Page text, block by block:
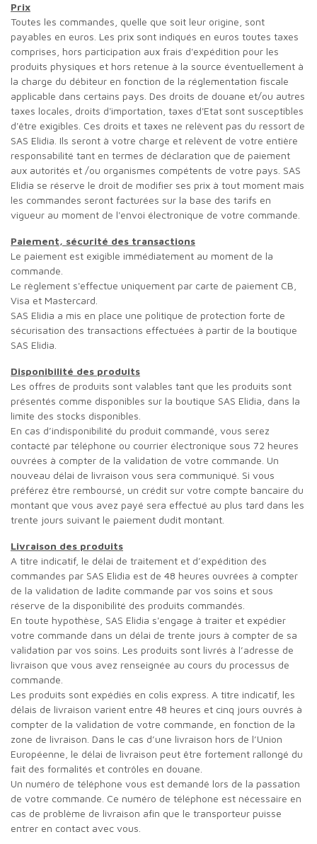
Prix
Toutes les commandes, quelle que soit leur origine, sont
payables en euros. Les prix sont indiqués en euros toutes taxes
comprises, hors participation aux frais d'expédition pour les
produits physiques et hors retenue à la source éventuellement à
la charge du débiteur en fonction de la réglementation fiscale
applicable dans certains pays. Des droits de douane et/ou autres
taxes locales, droits d'importation, taxes d'Etat sont susceptibles
d'être exigibles. Ces droits et taxes ne relèvent pas du ressort de
SAS Elidia. Ils seront à votre charge et relèvent de votre entière
responsabilité tant en termes de déclaration que de paiement
aux autorités et /ou organismes compétents de votre pays. SAS
Elidia se réserve le droit de modifier ses prix à tout moment mais
les commandes seront facturées sur la base des tarifs en
vigueur au moment de l'envoi électronique de votre commande.
Paiement, sécurité des transactions
Le paiement est exigible immédiatement au moment de la
commande.
Le règlement s'effectue uniquement par carte de paiement CB,
Visa et Mastercard.
SAS Elidia a mis en place une politique de protection forte de
sécurisation des transactions effectuées à partir de la boutique
SAS Elidia.
Disponibilité des produits
Les offres de produits sont valables tant que les produits sont
présentés comme disponibles sur la boutique SAS Elidia, dans la
limite des stocks disponibles.
En cas d’indisponibilité du produit commandé, vous serez
contacté par téléphone ou courrier électronique sous 72 heures
ouvrées à compter de la validation de votre commande. Un
nouveau délai de livraison vous sera communiqué. Si vous
préférez être remboursé, un crédit sur votre compte bancaire du
montant que vous avez payé sera effectué au plus tard dans les
trente jours suivant le paiement dudit montant.
Livraison des produits
A titre indicatif, le délai de traitement et d’expédition des
commandes par SAS Elidia est de 48 heures ouvrées à compter
de la validation de ladite commande par vos soins et sous
réserve de la disponibilité des produits commandés.
En toute hypothèse, SAS Elidia s'engage à traiter et expédier
votre commande dans un délai de trente jours à compter de sa
validation par vos soins. Les produits sont livrés à l’adresse de
livraison que vous avez renseignée au cours du processus de
commande.
Les produits sont expédiés en colis express. A titre indicatif, les
délais de livraison varient entre 48 heures et cinq jours ouvrés à
compter de la validation de votre commande, en fonction de la
zone de livraison. Dans le cas d’une livraison hors de l’Union
Européenne, le délai de livraison peut être fortement rallongé du
fait des formalités et contrôles en douane.
Un numéro de téléphone vous est demandé lors de la passation
de votre commande. Ce numéro de téléphone est nécessaire en
cas de problème de livraison afin que le transporteur puisse
entrer en contact avec vous.